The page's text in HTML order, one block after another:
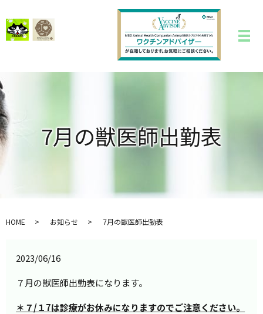
7月の獣医師出勤表
HOME お知らせ 7月の獣医師出勤表
2023/06/16
７月の獣医師出勤表になります。
＊７/１7は診療がお休みになりますのでご注意ください。